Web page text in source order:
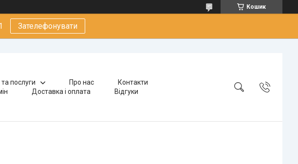
Кошик
Зателефонувати
послуги Про нас
Контакти
Доставка і оплата Відгуки